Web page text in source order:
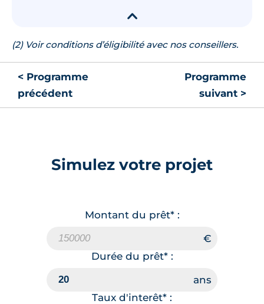
▾
(2) Voir conditions d’éligibilité avec nos conseillers.
< Programme
précédent
Programme
suivant >
Simulez votre projet
Montant du prêt* :
Durée du prêt* :
Taux d'interêt* :